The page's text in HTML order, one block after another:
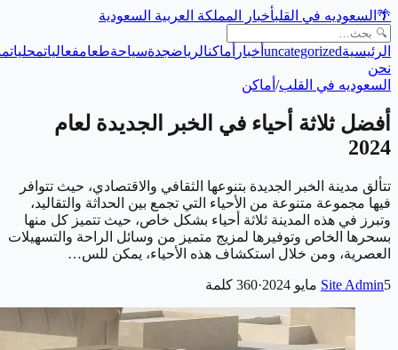
🌴 السعوديه في القلبأخبار المملكة العربية السعودية
الرئيسيةuncategorized أخبار أماكنالرياضجدةسياحةطعامفعالياتمحليات
نحن
السعوديه في القلب/ أماكن
أفضل ثلاثة أحياء في الخبر الجديدة لعام
2024
تتألق مدينة الخبر الجديدة بتنوعها الثقافي والاقتصادي، حيث تتوافر
فيها مجموعة متنوعة من الأحياء التي تجمع بين الحداثة والتقاليد،
وتبرز في هذه المدينة ثلاثة أحياء بشكل خاص، حيث تتميز كل منها
بسحرها الخاص وتوفيرها لمزيج متميز من وسائل الراحة والتسهيلات
العصرية، ومن خلال استكشاف هذه الأحياء، يمكن للس…
Site Admin5 مايو 2024 ·
360 كلمة